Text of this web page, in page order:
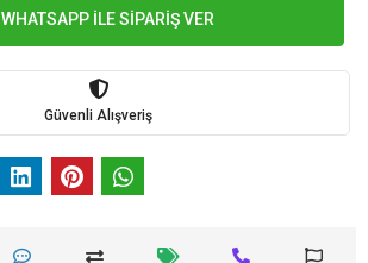
WHATSAPP İLE SİPARİŞ VER
Güvenli Alışveriş